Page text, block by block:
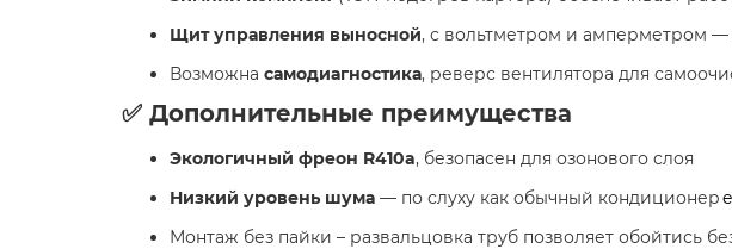
Щит управления выносной, с вольтметром и амперметром
Возможна самодиагностика, реверс вентилятора для
✅ Дополнительные преимущества
Экологичный фреон R410a, безопасен для озонового слоя
Низкий уровень шума — по слуху как обычный кондиционер
Монтаж без пайки – развальцовка труб позволяет обойтись